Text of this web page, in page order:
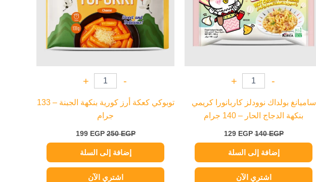
-
+
ساميانغ بولداك نوودلز كاربانورا كريمي
بنكهة الدجاج الحار – 140 جرام
140EGP
129 EGP
إضافة إلى السلة
اشتري الآن
-
+
توبوكي كعكة أرز كورية بنكهة الجبنة – 133
جرام
250EGP
199 EGP
إضافة إلى السلة
اشتري الآن